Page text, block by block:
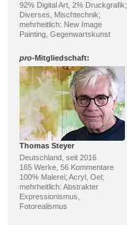
92% Digital Art, 2% Druckgrafik;
Diverses, Mischtechnik;
mehrheitlich: New Image
Painting, Gegenwartskunst
pro-Mitgliedschaft:
Thomas Steyer
Deutschland, seit 2016
165 Werke, 56 Kommentare
100% Malerei; Acryl, Oel;
mehrheitlich: Abstrakter
Expressionismus,
Fotorealismus